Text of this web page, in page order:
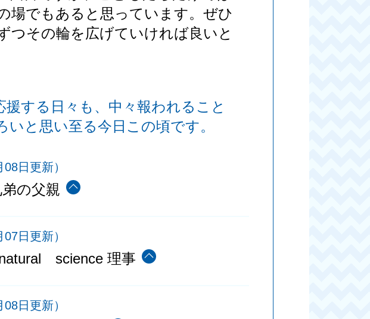
場でもあると思っています。ぜひ
つその輪を広げていければ良いと
する日々も、中々報われること
と思い至る今日この頃です。
08日更新）
の父親
07日更新）
science 理事
08日更新）